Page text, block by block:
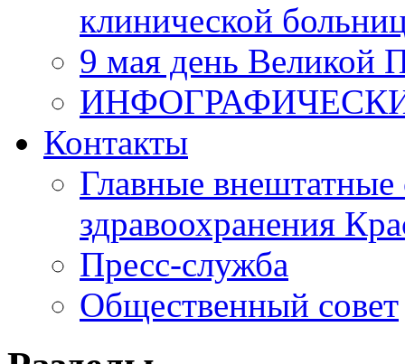
клинической
9 мая день Великой
Контакты
Главные внештатные
здравоохранения
Пресс-служба
Общественный совет